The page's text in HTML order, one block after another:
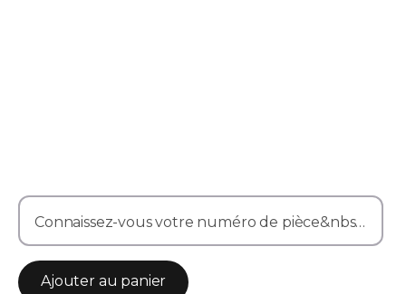
Connaissez-vous votre numéro de pièce&nbsp;? Entrez-le ici
Ajouter au panier